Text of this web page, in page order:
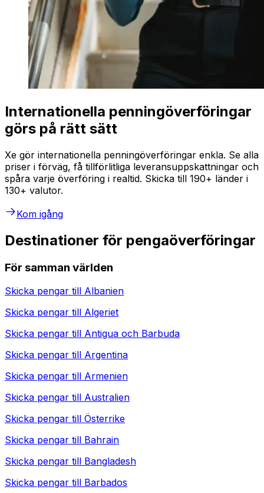
Internationella penningöverföringar
görs på rätt sätt
Xe gör internationella penningöverföringar enkla. Se alla
priser i förväg, få tillförlitliga leveransuppskattningar och
spåra varje överföring i realtid. Skicka till 190+ länder i
130+ valutor.
Kom igång
Destinationer för pengaöverföringar
För samman världen
Skicka pengar till Albanien
Skicka pengar till Algeriet
Skicka pengar till Antigua och Barbuda
Skicka pengar till Argentina
Skicka pengar till Armenien
Skicka pengar till Australien
Skicka pengar till Österrike
Skicka pengar till Bahrain
Skicka pengar till Bangladesh
Skicka pengar till Barbados